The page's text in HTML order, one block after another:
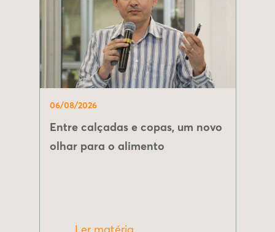
06/08/2026
Entre calçadas e copas, um novo
olhar para o alimento